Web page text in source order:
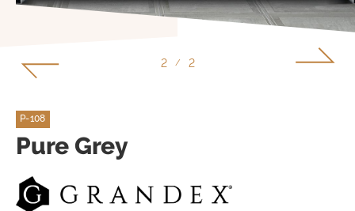
2 / 2
P-108
Pure Grey